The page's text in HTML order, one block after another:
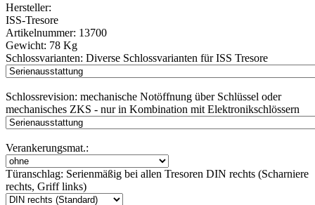
Hersteller:
ISS-Tresore
Artikelnummer: 13700
Gewicht: 78 Kg
Schlossvarianten: Diverse Schlossvarianten für ISS Tresore
Schlossrevision: mechanische Notöffnung über Schlüssel oder
mechanisches ZKS - nur in Kombination mit Elektronikschlössern
Verankerungsmat.:
Türanschlag: Serienmäßig bei allen Tresoren DIN rechts (Scharniere
rechts, Griff links)